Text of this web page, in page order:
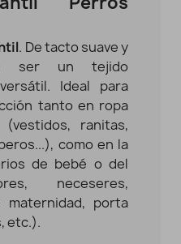
. De tacto suave y
ser un tejido
Ideal para
tanto en ropa
ranitas,
como en la
de bebé o del
neceseres,
maternidad, porta
etc.).